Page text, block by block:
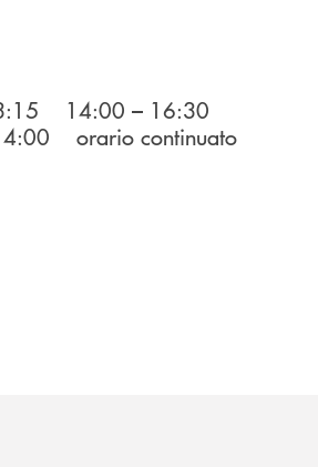
14:00 – 16:30
orario continuato